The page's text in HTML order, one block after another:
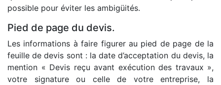
possible pour éviter les ambigüités.
Pied de page du devis.
Les informations à faire figurer au pied de page de la
feuille de devis sont : la date d’acceptation du devis, la
mention « Devis reçu avant exécution des travaux »,
votre signature ou celle de votre entreprise, la